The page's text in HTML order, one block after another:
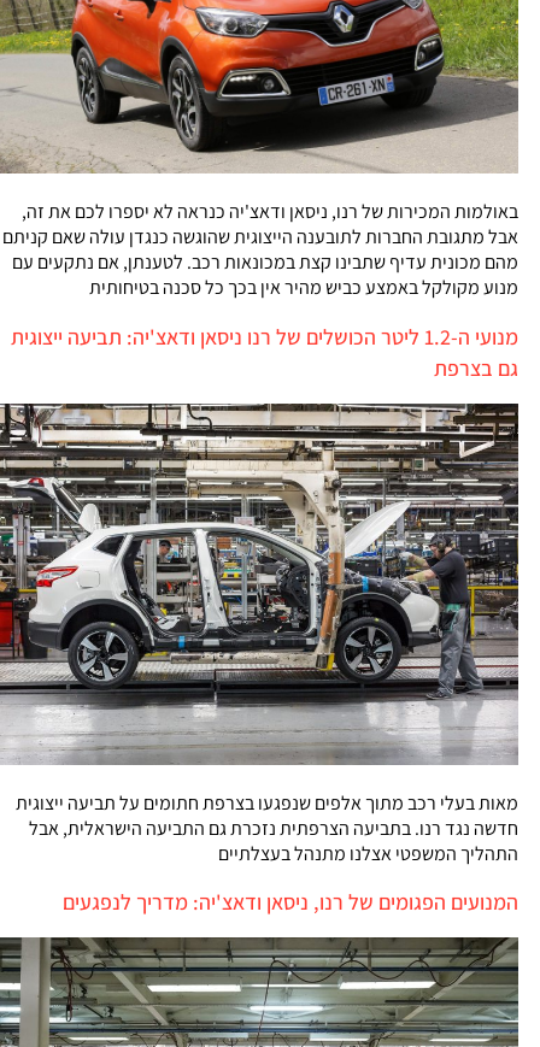
באולמות המכירות של רנו, ניסאן ודאצ'יה כנראה לא יספרו לכם את זה,
אבל מתגובת החברות לתובענה הייצוגית שהוגשה כנגדן עולה שאם קניתם
מהם מכונית עדיף שתבינו קצת במכונאות רכב. לטענתן, אם נתקעים עם
מנוע מקולקל באמצע כביש מהיר אין בכך כל סכנה בטיחותית
מנועי ה-1.2 ליטר הכושלים של רנו ניסאן ודאצ'יה: תביעה ייצוגית
גם בצרפת
מאות בעלי רכב מתוך אלפים שנפגעו בצרפת חתומים על תביעה ייצוגית
חדשה נגד רנו. בתביעה הצרפתית נזכרת גם התביעה הישראלית, אבל
התהליך המשפטי אצלנו מתנהל בעצלתיים
המנועים הפגומים של רנו, ניסאן ודאצ'יה: מדריך לנפגעים